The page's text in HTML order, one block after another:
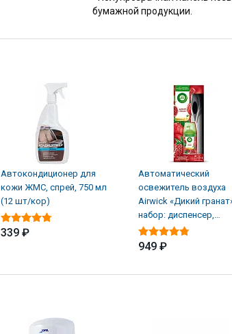
бумажной продукции.
Автокондиционер для
кожи ЖМС, спрей, 750 мл
(12 шт/кор)
339 ₽
Автоматический
освежитель воздуха
Airwick «Дикий
набор: диспенсер,
батарейки, баллон (4
949 ₽